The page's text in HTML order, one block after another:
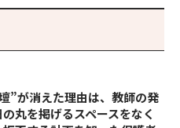
”が消えた理由は、教師の発
丸を掲げるスペースをなく